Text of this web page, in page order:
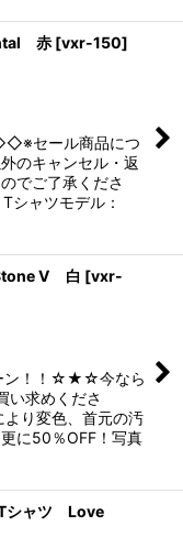
赤 [vxr-150]
セール商品につ
のキャンセル・返
でご了承くださ
シャツモデル：
V 白 [vxr-
ン！！☆★☆今なら
い求めくださ
り変色、首元の汚
に50％OFF！写真
Tシャツ Love